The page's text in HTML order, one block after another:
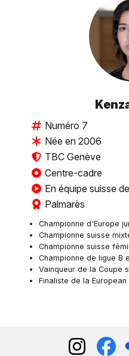
Numéro 7
Née en 2006
TBC Genève
Centre-cadre
En équipe suisse
Palmarès
Championne d'Europe
Championne suisse
Championne suisse
Championne de ligue B
Vainqueur de la Coupe
Finaliste de la